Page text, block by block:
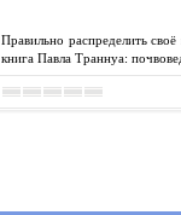
Правильно распределить
книга Павла Траннуа: